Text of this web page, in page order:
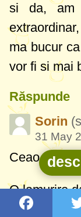
si da, am
ma bucur
vor fi si mai
Răspunde
Sorin
31 May
Ceao
O